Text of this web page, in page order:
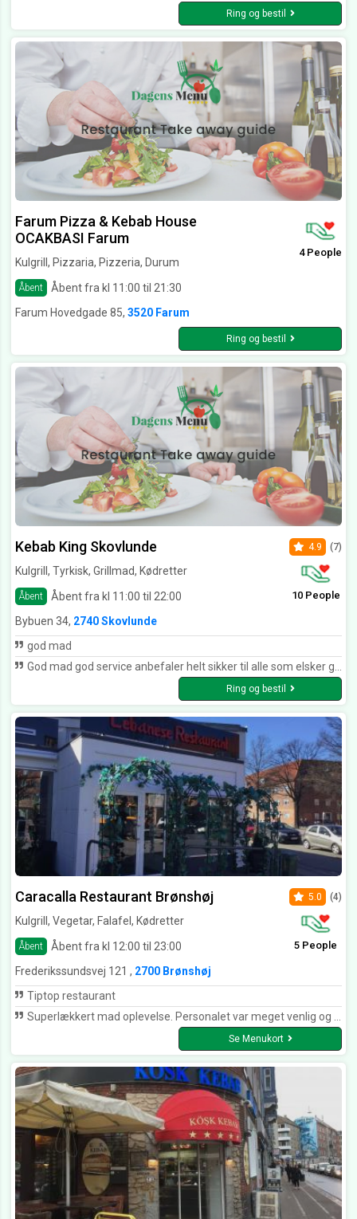
Ring og bestil
Farum Pizza & Kebab House
OCAKBASI Farum
Kulgrill, Pizzaria, Pizzeria, Durum
Åbent Åbent fra kl 11:00 til 21:30
4 People
Farum Hovedgade 85, 3520 Farum
Ring og bestil
Kebab King Skovlunde
Kulgrill, Tyrkisk, Grillmad, Kødretter
Åbent Åbent fra kl 11:00 til 22:00
4.9 (7)
10 People
Bybuen 34, 2740 Skovlunde
god mad
God mad god service anbefaler helt sikker til alle som elsker god mad😊👌
Ring og bestil
Caracalla Restaurant Brønshøj
Kulgrill, Vegetar, Falafel, Kødretter
Åbent Åbent fra kl 12:00 til 23:00
5.0 (4)
5 People
Frederikssundsvej 121 , 2700 Brønshøj
Tiptop restaurant
Superlækkert mad oplevelse. Personalet var meget venlig og hjælpsom.
Se Menukort